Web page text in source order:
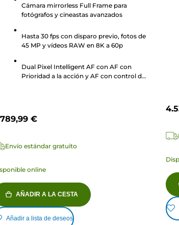
Cámara mirrorless Full Frame para
fotógrafos y cineastas avanzados
Hasta 30 fps con disparo previo, fotos de
45 MP y vídeos RAW en 8K a 60p
Dual Pixel Intelligent AF con AF con
Prioridad a la acción y AF con control de
€
Envío estándar gratuito
online
AÑADIR A LA CESTA
Añadir a lista de deseos